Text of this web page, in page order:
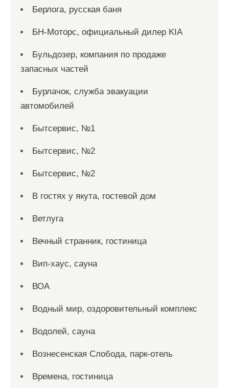
Берлога, русская баня
БН-Моторс, официальный дилер KIA
Бульдозер, компания по продаже
запасных частей
Бурлачок, служба эвакуации
автомобилей
Бытсервис, №1
Бытсервис, №2
Бытсервис, №2
В гостях у якута, гостевой дом
Ветлуга
Вечный странник, гостиница
Вип-хаус, сауна
ВОА
Водный мир, оздоровительный комплекс
Водолей, сауна
Вознесенская Слобода, парк-отель
Времена, гостиница